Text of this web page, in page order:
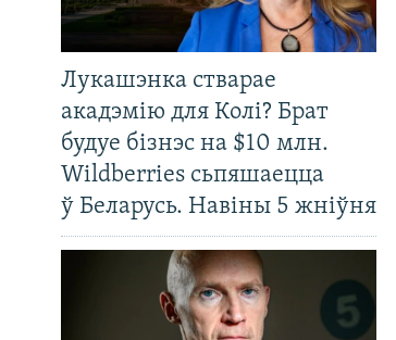
Лукашэнка стварае
акадэмію для Колі? Брат
будуе бізнэс на $10 млн.
Wildberries сьпяшаецца
ў Беларусь. Навіны 5 жніўня